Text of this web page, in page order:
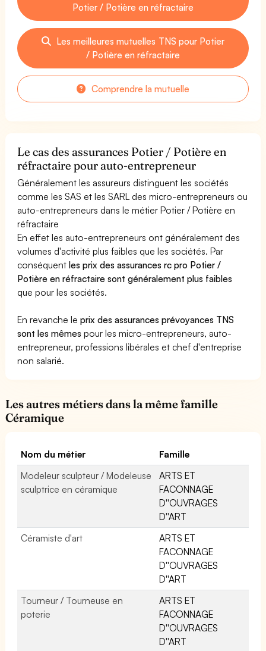
Potier / Potière en réfractaire
Les meilleures mutuelles TNS pour Potier
/ Potière en réfractaire
Comprendre la mutuelle
Le cas des assurances Potier / Potière en
réfractaire pour auto-entrepreneur
Généralement les assureurs distinguent les sociétés
comme les SAS et les SARL des micro-entrepreneurs ou
auto-entrepreneurs dans le métier Potier / Potière en
réfractaire
En effet les auto-entrepreneurs ont généralement des
volumes d'activité plus faibles que les sociétés. Par
conséquentles prix des assurances rc pro Potier /
Potière en réfractaire sont généralement plus faibles
que pour les sociétés.
En revanche leprix des assurances prévoyances TNS
sont les mêmes pour les micro-entrepreneurs, auto-
entrepreneur, professions libérales et chef d'entreprise
non salarié.
Les autres métiers dans la même famille
Céramique
Nom du métier
Famille
Modeleur sculpteur / Modeleuse
sculptrice en céramique
ARTS ET
FACONNAGE
D''OUVRAGES
D''ART
Céramiste d'art
ARTS ET
FACONNAGE
D''OUVRAGES
D''ART
Tourneur / Tourneuse en
poterie
ARTS ET
FACONNAGE
D''OUVRAGES
D''ART